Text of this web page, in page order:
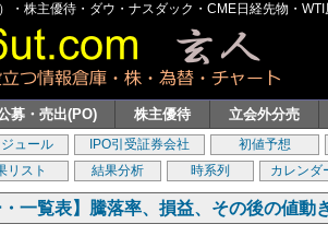
・株主優待・ダウ・ナスダック・CME日経先物・
募・売出(PO) 株主優待 立会外分売
ジュール IPO引受証券会社 初値予想
リスト 結果分析 時系列 カレンダ
・一覧表】騰落率、損益、その後の値動